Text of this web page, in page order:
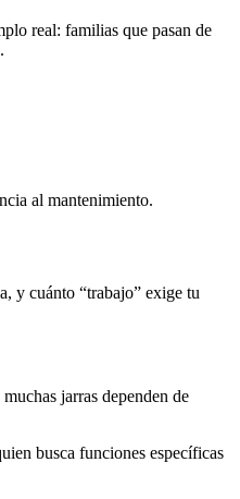
real: familias que pasan de
al mantenimiento.
y cuánto “trabajo” exige tu
jarras dependen de
busca funciones específicas